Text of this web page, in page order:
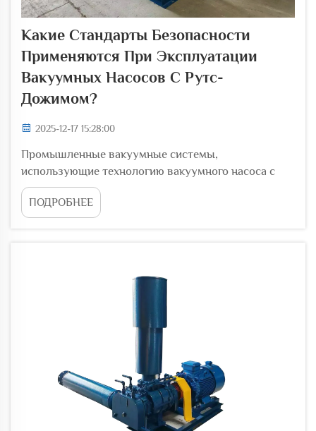
Какие Стандарты Безопасности
Применяются При Эксплуатации
Вакуумных Насосов С Рутс-
Дожимом?
2025-12-17 15:28:00
Промышленные вакуумные системы,
использующие технологию вакуумного насоса с
рутс-дожимом, должны строго соблюдать
комплексные стандарты безопасности,
обеспечивающие защиту как персонала, так и
ПОДРОБНЕЕ